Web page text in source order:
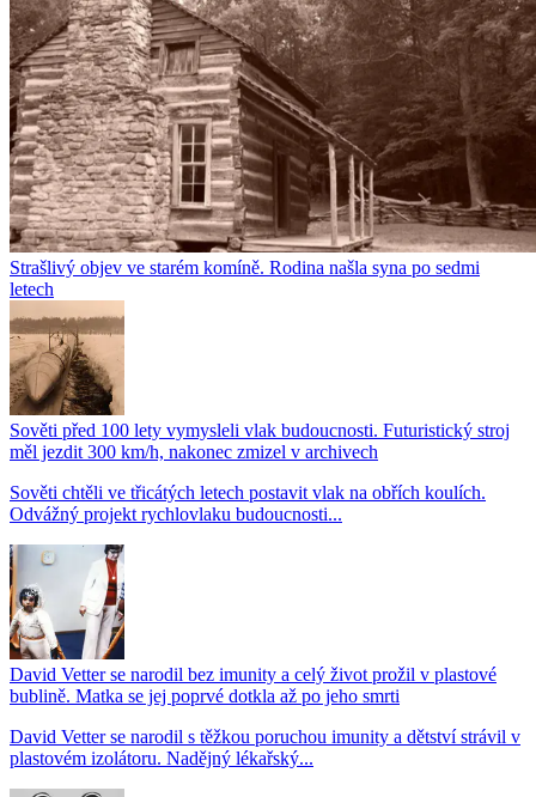
Strašlivý objev ve starém komíně. Rodina našla syna po sedmi
letech
Sověti před 100 lety vymysleli vlak budoucnosti. Futuristický stroj
měl jezdit 300 km/h, nakonec zmizel v archivech
Sověti chtěli ve třicátých letech postavit vlak na obřích koulích.
Odvážný projekt rychlovlaku budoucnosti...
David Vetter se narodil bez imunity a celý život prožil v plastové
bublině. Matka se jej poprvé dotkla až po jeho smrti
David Vetter se narodil s těžkou poruchou imunity a dětství strávil v
plastovém izolátoru. Nadějný lékařský...